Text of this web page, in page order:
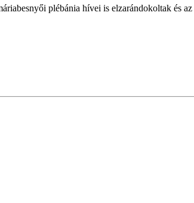
plébánia hívei is elzarándokoltak és